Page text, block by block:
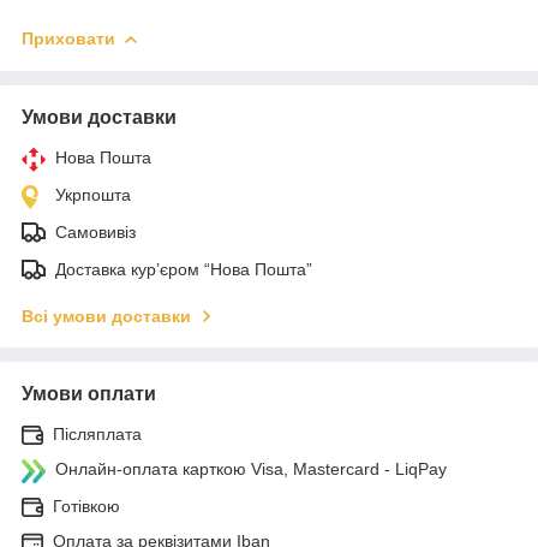
Приховати
Умови доставки
Нова Пошта
Укрпошта
Самовивіз
Доставка кур’єром “Нова Пошта”
Всі умови доставки
Умови оплати
Післяплата
Онлайн-оплата карткою Visa, Mastercard - LiqPay
Готівкою
Оплата за реквізитами Iban